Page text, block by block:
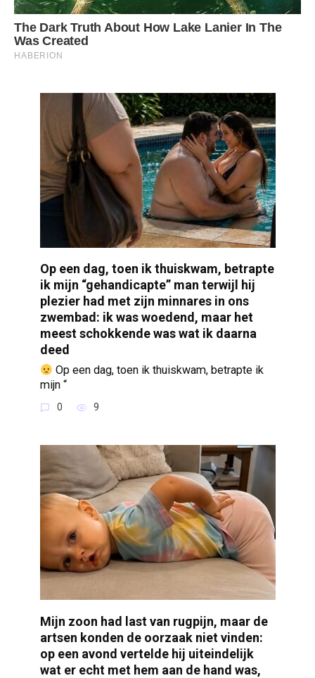
Op een dag, toen ik thuiskwam, betrapte
ik mijn “gehandicapte” man terwijl hij
plezier had met zijn minnares in ons
zwembad: ik was woedend, maar het
meest schokkende was wat ik daarna
deed
Op een dag, toen ik thuiskwam, betrapte ik
mijn “
0 9
Mijn zoon had last van rugpijn, maar de
artsen konden de oorzaak niet vinden:
op een avond vertelde hij uiteindelijk
wat er echt met hem aan de hand was,